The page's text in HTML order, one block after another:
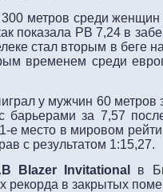
метров среди
показала PB 7,24 в
стал вторым в беге
временем среди
у мужчин 60 метров
за 7,57
е место в мировом
с результатом 1:15,27.
Blazer Invitational
в
рекорда в закрытых